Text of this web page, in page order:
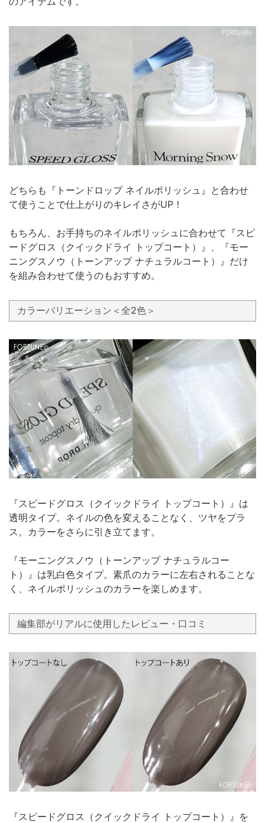
どちらも『トーンドロップ ネイルポリッシュ』と合わせ
て使うことで仕上がりのキレイさがUP！
もちろん、お手持ちのネイルポリッシュに合わせて『スピ
ードグロス（クイックドライ トップコート）』、『モー
ニングスノウ（トーンアップ ナチュラルコート）』だけ
を組み合わせて使うのもおすすめ。
カラーバリエーション＜全2色＞
『スピードグロス（クイックドライ トップコート）』は
透明タイプ。ネイルの色を変えることなく、ツヤをプラ
ス。カラーをさらに引き立てます。
『モーニングスノウ（トーンアップ ナチュラルコー
ト）』は乳白色タイプ。素爪のカラーに左右されることな
く、ネイルポリッシュのカラーを楽しめます。
編集部がリアルに使用したレビュー・口コミ
『スピードグロス（クイックドライ トップコート）』を